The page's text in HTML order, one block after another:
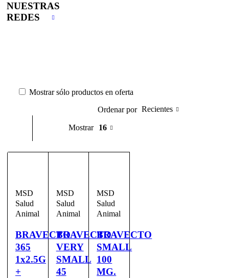
NUESTRAS
REDES
Ordenar por Recientes
Mostrar sólo productos en oferta
Mostrar 16
MSD
Salud
Animal
BRAVECTO
365
1x2.5G
+
MSD
Salud
Animal
BRAVECTO
VERY
SMALL
45
MSD
Salud
Animal
BRAVECTO
SMALL
100
MG.